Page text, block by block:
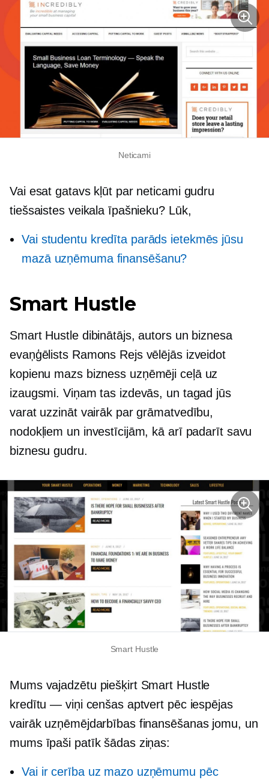
Neticami
Vai esat gatavs kļūt par neticami gudru
tiešsaistes veikala īpašnieku? Lūk,
Vai studentu kredīta parāds ietekmēs jūsu
mazā uzņēmuma finansēšanu?
Smart Hustle
Smart Hustle dibinātājs, autors un biznesa
evaņģēlists Ramons Rejs vēlējās izveidot
kopienu mazs bizness uzņēmēji ceļā uz
izaugsmi. Viņam tas izdevās, un tagad jūs
varat uzzināt vairāk par grāmatvedību,
nodokļiem un investīcijām, kā arī padarīt savu
biznesu gudru.
Smart Hustle
Mums vajadzētu piešķirt Smart Hustle
kredītu — viņi cenšas aptvert pēc iespējas
vairāk uzņēmējdarbības finansēšanas jomu, un
mums īpaši patīk šādas ziņas:
Vai ir cerība uz mazo uzņēmumu pēc